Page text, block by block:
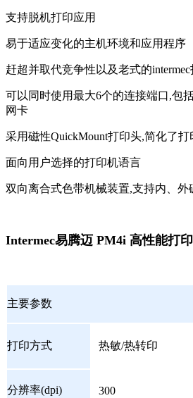
支持脱机打印应用
易于适应变化的主机环境和应用程序
赶超并取代竞争性以及老式的
可以同时使用最大6个的连接端口,包
网卡
采用磁性QuickMount打印头,简化了打
面向用户选择的打印机语言
双向离合式色带机械装置,支持内、外
Intermec易腾迈 PM4i 高性能打
主要参数
打印方式 热敏/热转印
分辨率(dpi) 300